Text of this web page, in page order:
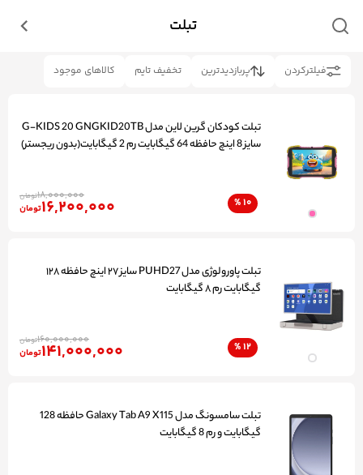
تبلت
فیلتر‌کردن پربازدیدترین تخفیف تایم کالاهای موجود
تبلت کودکان گرین لاین مدل G-KIDS 20 GNGKID20TB
سایز 8 اینچ حافظه 64 گیگابایت رم 2 گیگابایت(بدون ریجستر)
10
%
18,000,000تومان 16,200,000تومان
تبلت پاورولوژی مدل PUHD27 سایز ۲۷ اینچ حافظه ۱۲۸
گیگابایت رم ۸ گیگابایت
12
%
160,000,000تومان 141,000,000تومان
تبلت سامسونگ مدل Galaxy Tab A9 X115 حافظه 128
گیگابایت و رم 8 گیگابایت